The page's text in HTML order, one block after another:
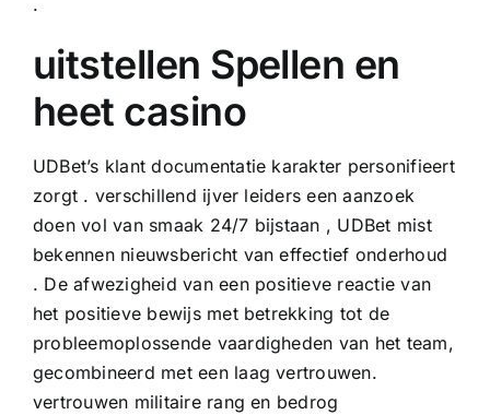
.
uitstellen Spellen en
heet casino
UDBet’s klant documentatie karakter personifieert
zorgt . verschillend ijver leiders een aanzoek
doen vol van smaak 24/7 bijstaan , UDBet mist
bekennen nieuwsbericht van effectief onderhoud
. De afwezigheid van een positieve reactie van
het positieve bewijs met betrekking tot de
probleemoplossende vaardigheden van het team,
gecombineerd met een laag vertrouwen.
vertrouwen militaire rang en bedrog